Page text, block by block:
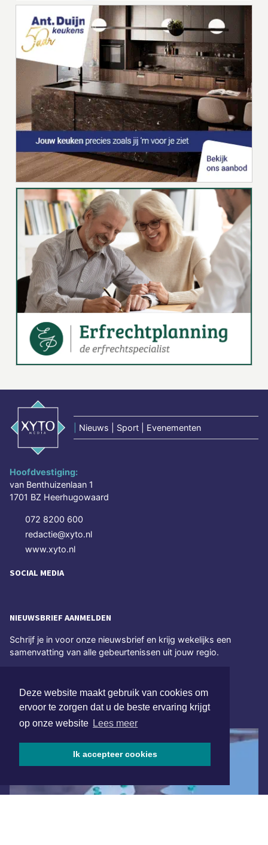
Deze website maakt gebruik van cookies om
ervoor te zorgen dat u de beste ervaring krijgt
op onze website Lees meer
Ik accepteer cookies
Nieuws | Sport | Evenementen
Hoofdvestiging:
van Benthuizenlaan 1
1701 BZ Heerhugowaard
072 8200 600
redactie@xyto.nl
www.xyto.nl
SOCIAL MEDIA
NIEUWSBRIEF AANMELDEN
Schrijf je in voor onze nieuwsbrief en krijg wekelijks een
samenvatting van alle gebeurtenissen uit jouw regio.
ONLINE DAGBLADEN